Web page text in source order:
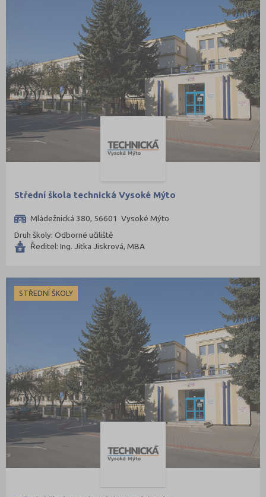
Střední škola technická Vysoké Mýto
Mládežnická 380, 56601 Vysoké Mýto
Druh školy: Odborné učiliště
Ředitel: Ing. Jitka Jiskrová, MBA
STŘEDNÍ ŠKOLY